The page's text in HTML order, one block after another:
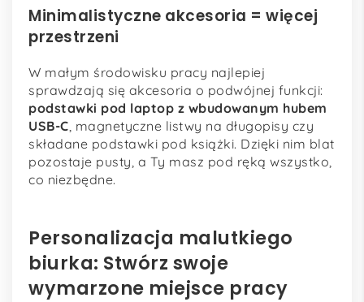
Minimalistyczne akcesoria = więcej
przestrzeni
W małym środowisku pracy najlepiej
sprawdzają się akcesoria o podwójnej funkcji:
podstawki pod laptop z wbudowanym hubem
USB-C , magnetyczne listwy na długopisy czy
składane podstawki pod książki. Dzięki nim blat
pozostaje pusty, a Ty masz pod ręką wszystko,
co niezbędne.
Personalizacja malutkiego
biurka: Stwórz swoje
wymarzone miejsce pracy